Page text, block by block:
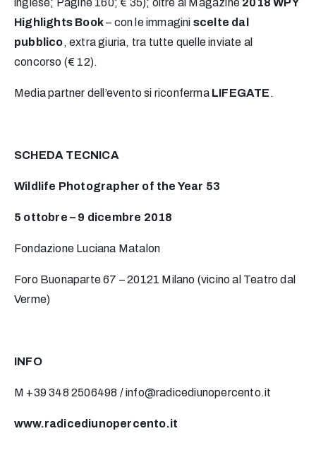
inglese; Pagine 160; € 35); oltre al Magazine 2018 WPY
Highlights Book– con le immagini scelte dal
pubblico, extra giuria, tra tutte quelle inviate al
concorso (€ 12).
Media partner dell’evento si riconferma LIFEGATE .
SCHEDA TECNICA
Wildlife Photographer of the Year 53
5 ottobre – 9 dicembre 2018
Fondazione Luciana Matalon
Foro Buonaparte 67 – 20121 Milano (vicino al Teatro dal
Verme)
INFO
M +39 348 2506498 /info@radicediunopercento.it
www.radicediunopercento.it